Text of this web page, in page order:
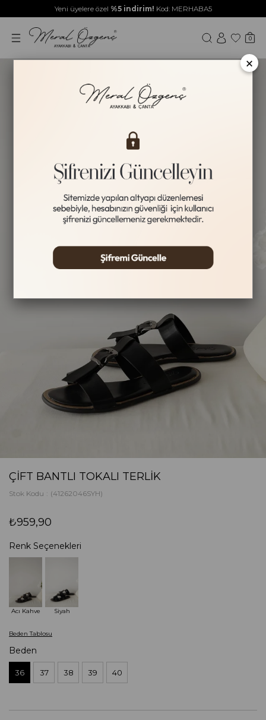
Yeni üyelere özel %5 indirim! Kod: MERHABA5
0
ÇIFT BANTLI TOKALI TERLIK
Stok Kodu (41262046SYH)
₺959,90
Renk Seçenekleri
Acı Kahve Siyah
Beden Tablosu
Beden
36 37 38 39 40
×